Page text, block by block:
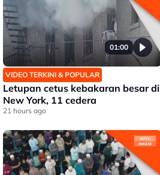
01:00
VIDEO TERKINI & POPULAR
Letupan cetus kebakaran besar di
New York, 11 cedera
21 hours ago